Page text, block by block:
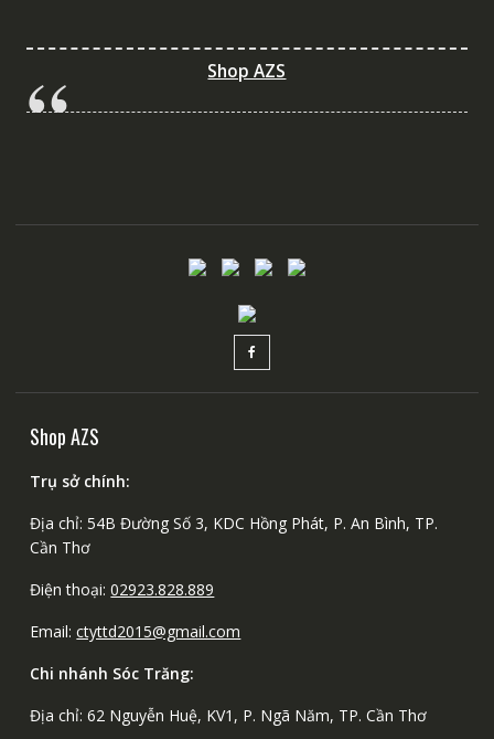
Shop AZS
Shop AZS
Trụ sở chính:
Địa chỉ: 54B Đường Số 3, KDC Hồng Phát, P. An Bình, TP.
Cần Thơ
Điện thoại:02923.828.889
Email:ctyttd2015@gmail.com
Chi nhánh Sóc Trăng:
Địa chỉ: 62 Nguyễn Huệ, KV1, P. Ngã Năm, TP. Cần Thơ